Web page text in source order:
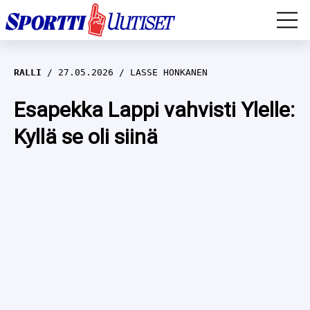
EM-YLEISURHEILU
JÄÄKIEKKO
YLEISURHEILU
RALLI 27.05.2026 LASSE HONKANEN
Esapekka Lappi vahvisti Ylelle:
Kyllä se oli siinä